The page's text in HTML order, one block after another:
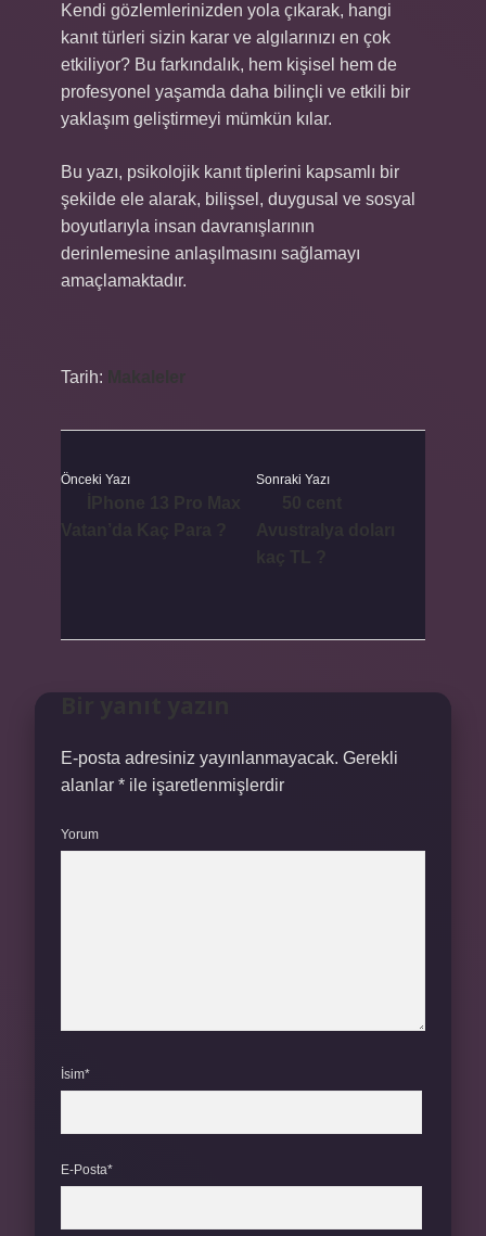
Kendi gözlemlerinizden yola çıkarak, hangi
kanıt türleri sizin karar ve algılarınızı en çok
etkiliyor? Bu farkındalık, hem kişisel hem de
profesyonel yaşamda daha bilinçli ve etkili bir
yaklaşım geliştirmeyi mümkün kılar.
Bu yazı, psikolojik kanıt tiplerini kapsamlı bir
şekilde ele alarak, bilişsel, duygusal ve sosyal
boyutlarıyla insan davranışlarının
derinlemesine anlaşılmasını sağlamayı
amaçlamaktadır.
Tarih:
Önceki Yazı Sonraki Yazı
E-posta adresiniz yayınlanmayacak. Gerekli
alanlar * ile işaretlenmişlerdir
Yorum
İsim*
E-Posta*